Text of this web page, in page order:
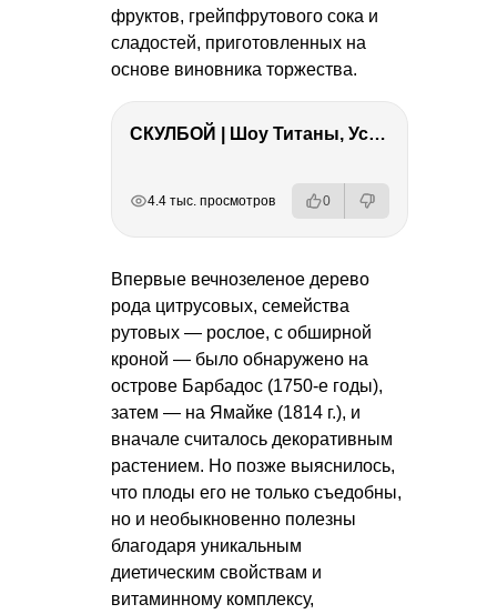
фруктов, грейпфрутового сока и
сладостей, приготовленных на
основе виновника торжества.
СКУЛБОЙ | Шоу Титаны, Усейн Болт, Ларрат, Зашквар!
4.4 тыс. просмотров 0
Впервые вечнозеленое дерево
рода цитрусовых, семейства
рутовых — рослое, с обширной
кроной — было обнаружено на
острове Барбадос (1750-е годы),
затем — на Ямайке (1814 г.), и
вначале считалось декоративным
растением. Но позже выяснилось,
что плоды его не только съедобны,
но и необыкновенно полезны
благодаря уникальным
диетическим свойствам и
витаминному комплексу,